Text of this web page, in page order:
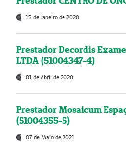
15 de Janeiro de 2020
Prestador Decordis
LTDA (51004347-4)
01 de Abril de 2020
Prestador Mosaicum
(51004355-5)
07 de Maio de 2021